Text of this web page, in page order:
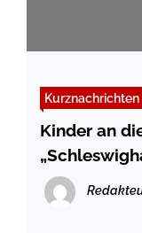
Kurznachrichten
Kinder an